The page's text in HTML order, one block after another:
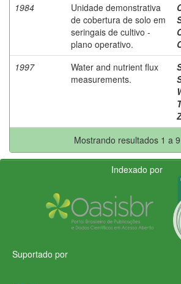
1984
Unidade demonstrativa
de cobertura de solo em
seringais de cultivo -
plano operativo.
1997
Water and nutrient flux
measurements.
Mostrando resultados 1 a
Indexado por
Suportado por